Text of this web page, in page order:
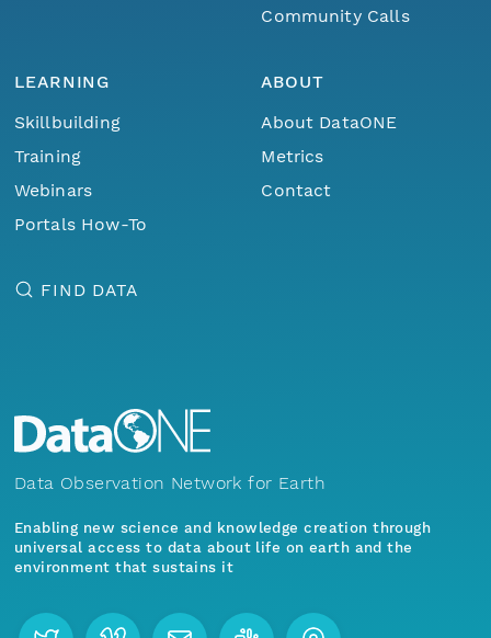
Community Calls
LEARNING
Skillbuilding
Training
Webinars
Portals How-To
ABOUT
About DataONE
Metrics
Contact
FIND DATA
Data Observation Network for Earth
Enabling new science and knowledge creation through
universal access to data about life on earth and the
environment that sustains it